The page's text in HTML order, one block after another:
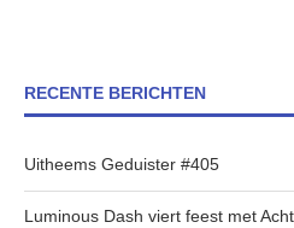
RECENTE BERICHTEN
Uitheems Geduister #405
Luminous Dash viert feest met